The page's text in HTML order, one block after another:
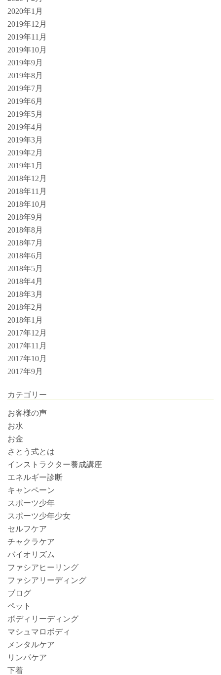
2020年1月
2019年12月
2019年11月
2019年10月
2019年9月
2019年8月
2019年7月
2019年6月
2019年5月
2019年4月
2019年3月
2019年2月
2019年1月
2018年12月
2018年11月
2018年10月
2018年9月
2018年8月
2018年7月
2018年6月
2018年5月
2018年4月
2018年3月
2018年2月
2018年1月
2017年12月
2017年11月
2017年10月
2017年9月
カテゴリー
お客様の声
お水
お金
さとう式とは
インストラクター養成講座
エネルギー診断
キャンペーン
スポーツ少年
スポーツ少年少女
セルフケア
チャクラケア
バイオリズム
ファシアヒーリング
ファシアリーディング
ブログ
ペット
ボディリーディング
マシュマロボディ
メンタルケア
リンパケア
下着